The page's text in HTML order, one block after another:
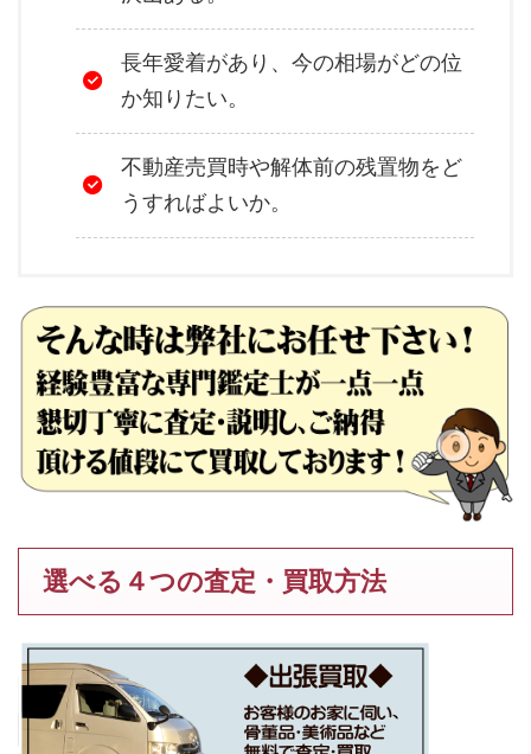
長年愛着があり、今の相場がどの位
か知りたい。
不動産売買時や解体前の残置物をど
うすればよいか。
選べる４つの査定・買取方法